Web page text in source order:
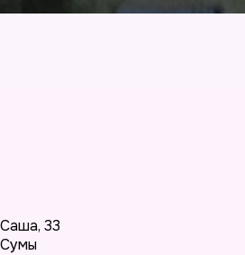
Саша, 33
Сумы